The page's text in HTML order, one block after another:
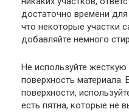
достаточно времени
что некоторые участки
добавляйте немного
Не используйте
поверхность материала.
поверхности,
есть пятна, которые не